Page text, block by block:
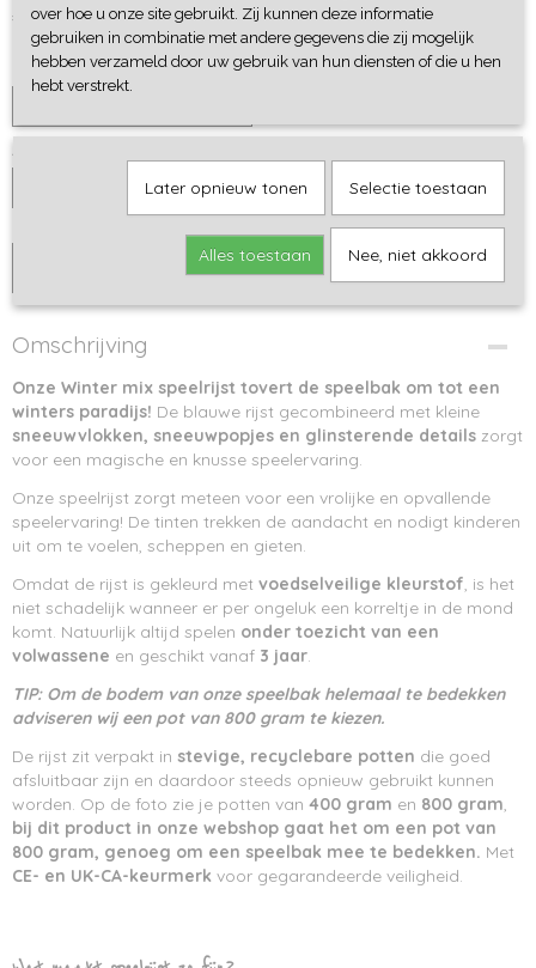
€ 11,50
Cadeaupapier
Aantal
IN WINKELWAGEN
Omschrijving
Onze Winter mix speelrijst tovert de speelbak om tot een
winters paradijs! De blauwe rijst gecombineerd met kleine
sneeuwvlokken, sneeuwpopjes en glinsterende details zorgt
voor een magische en knusse speelervaring.
Onze speelrijst zorgt meteen voor een vrolijke en opvallende
speelervaring! De tinten trekken de aandacht en nodigt kinderen
uit om te voelen, scheppen en gieten.
Omdat de rijst is gekleurd met voedselveilige kleurstof, is het
niet schadelijk wanneer er per ongeluk een korreltje in de mond
komt. Natuurlijk altijd spelen onder toezicht van een
volwassene en geschikt vanaf 3 jaar.
TIP: Om de bodem van onze speelbak helemaal te bedekken
adviseren wij een pot van 800 gram te kiezen.
De rijst zit verpakt in stevige, recyclebare potten die goed
afsluitbaar zijn en daardoor steeds opnieuw gebruikt kunnen
worden. Op de foto zie je potten van 400 gram en 800 gram,
bij dit product in onze webshop gaat het om een pot van
800 gram, genoeg om een speelbak mee te bedekken. Met
CE- en UK-CA-keurmerk voor gegarandeerde veiligheid.
over hoe u onze site gebruikt. Zij kunnen deze informatie
gebruiken in combinatie met andere gegevens die zij mogelijk
hebben verzameld door uw gebruik van hun diensten of die u hen
hebt verstrekt.
Later opnieuw tonen Selectie toestaan
Alles toestaan Nee, niet akkoord